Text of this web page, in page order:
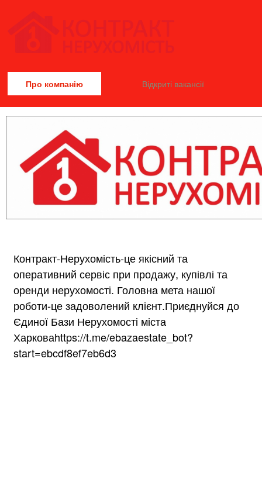
Про компанію Відкриті вакансії
Контракт-Нерухомість-це якісний та
оперативний сервіс при продажу, купівлі та
оренди нерухомості. Головна мета нашої
роботи-це задоволений клієнт.Приєднуйся до
Єдиної Бази Нерухомості міста
Харковаhttps://t.me/ebazaestate_bot?
start=ebcdf8ef7eb6d3